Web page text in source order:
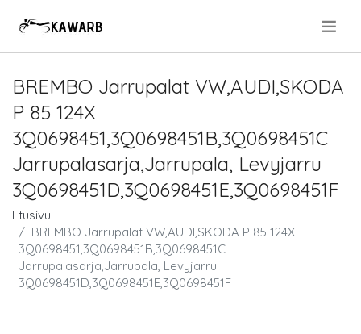
BREMBO Jarrupalat VW,AUDI,SKODA
P 85 124X
3Q0698451,3Q0698451B,3Q0698451C
Jarrupalasarja,Jarrupala, Levyjarru
3Q0698451D,3Q0698451E,3Q0698451F
Etusivu
BREMBO Jarrupalat VW,AUDI,SKODA P 85 124X
3Q0698451,3Q0698451B,3Q0698451C
Jarrupalasarja,Jarrupala, Levyjarru
3Q0698451D,3Q0698451E,3Q0698451F